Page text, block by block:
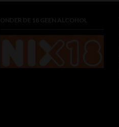
ONDER DE 18 GEEN ALCOHOL